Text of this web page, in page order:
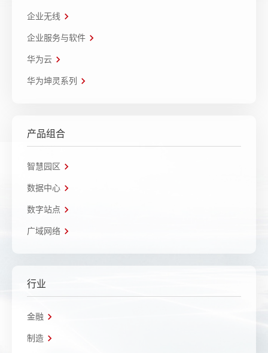
企业无线
企业服务与软件
华为云
华为坤灵系列
产品组合
智慧园区
数据中心
数字站点
广域网络
行业
金融
制造